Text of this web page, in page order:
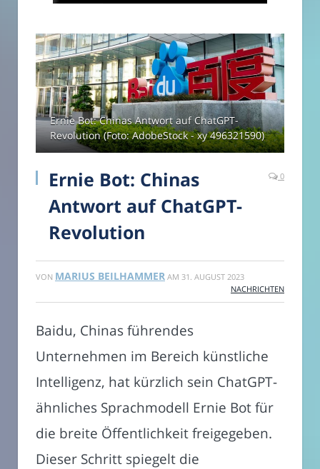
Ernie Bot: Chinas Antwort auf ChatGPT-
Revolution (Foto: AdobeStock - xy 496321590)
Ernie Bot: Chinas
Antwort auf ChatGPT-
Revolution
0
VON MARIUS BEILHAMMER AM 31. AUGUST 2023
NACHRICHTEN
Baidu, Chinas führendes
Unternehmen im Bereich künstliche
Intelligenz, hat kürzlich sein ChatGPT-
ähnliches Sprachmodell Ernie Bot für
die breite Öffentlichkeit freigegeben.
Dieser Schritt spiegelt die